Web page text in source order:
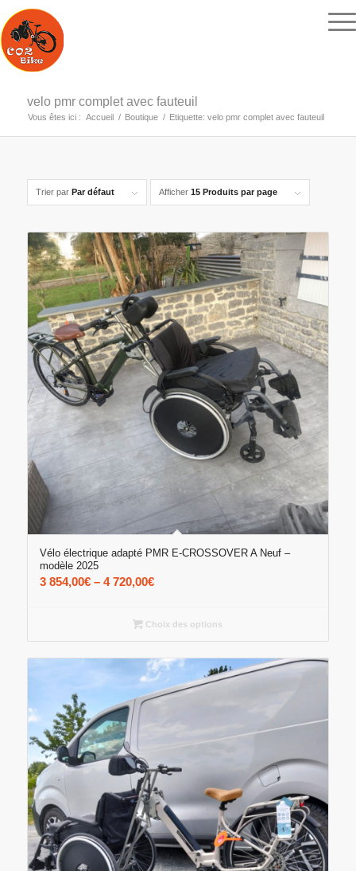
velo pmr complet avec fauteuil
Vous êtes ici : Accueil / Boutique / Etiquette: velo pmr complet avec fauteuil
Trier par Par défaut Afficher 15 Produits par page
Vélo électrique adapté PMR E-CROSSOVER A Neuf –
modèle 2025
3 854,00€– 4 720,00€
Choix des options